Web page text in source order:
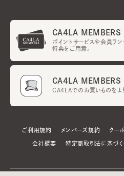
CA4LA MEMBERS
ポイントサービスや会員ラ
特典をご用意。
CA4LA MEMBERS
CA4LAでのお買いものをよ
ご利用規約 メンバーズ規約 クー
会社概要 特定商取引法に基づ